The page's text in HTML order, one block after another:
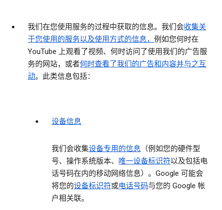
我们在您使用服务的过程中获取的信息。 我们会收集关
于您使用的服务以及使用方式的信息， 例如您何时在
YouTube 上观看了视频、何时访问了使用我们的广告服
务的网站，或者何时查看了我们的广告和内容并与之互
动。此类信息包括：
设备信息
我们会收集设备专用的信息 （例如您的硬件型
号、操作系统版本、 唯一设备标识符以及包括电
话号码在内的移动网络信息）。Google 可能会
将您的设备标识符或电话号码与您的 Google 帐
户相关联。